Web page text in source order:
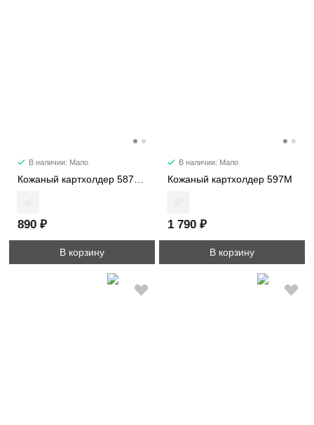
В наличии: Мало
890 ₽
В корзину
В наличии: Мало
Кожаный картхолдер 597M
1 790 ₽
В корзину